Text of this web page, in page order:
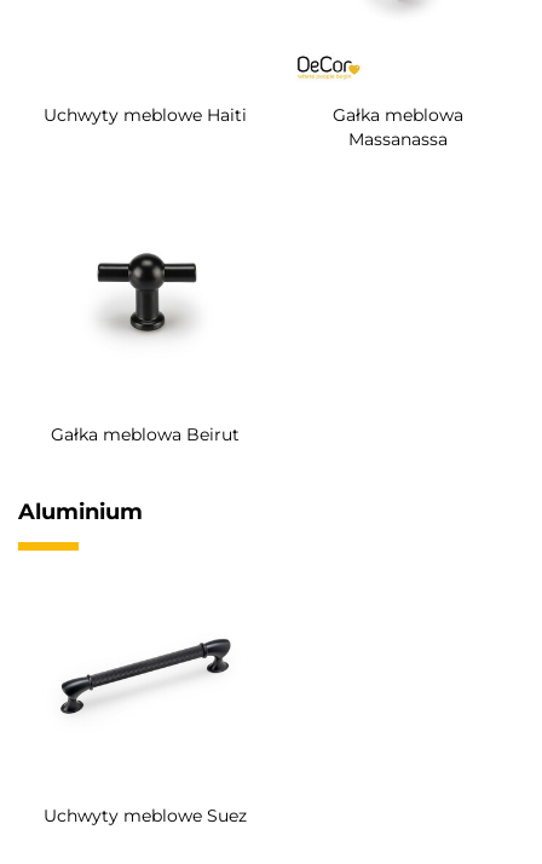
Uchwyty meblowe Haiti
Gałka meblowa
Massanassa
Gałka meblowa Beirut
Aluminium
Uchwyty meblowe Suez